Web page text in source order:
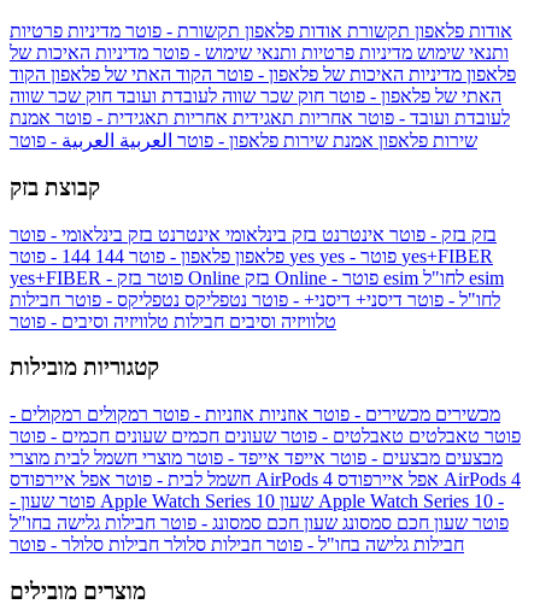
אודות פלאפון תקשורת אודות פלאפון תקשורת - פוטר מדיניות פרטיות
ותנאי שימוש מדיניות פרטיות ותנאי שימוש - פוטר מדיניות האיכות של
פלאפון מדיניות האיכות של פלאפון - פוטר הקוד האתי של פלאפון הקוד
האתי של פלאפון - פוטר חוק שכר שווה לעובדת ועובד חוק שכר שווה
לעובדת ועובד - פוטר אחריות תאגידית אחריות תאגידית - פוטר אמנת
שירות פלאפון אמנת שירות פלאפון - פוטר العربية العربية - פוטר
קבוצת בזק
בזק בזק - פוטר אינטרנט בזק בינלאומי אינטרנט בזק בינלאומי - פוטר
פלאפון פלאפון - פוטר 144 yes
yes+FIBER
yes+FIBER - פוטר בזק Online
esim
לחו"ל - פוטר דיסני+ דיסני+ - פוטר נטפליקס נטפליקס - פוטר חבילות
טלוויזיה וסיבים חבילות טלוויזיה וסיבים - פוטר
קטגוריות מובילות
מכשירים מכשירים - פוטר אוזניות אוזניות - פוטר רמקולים רמקולים -
פוטר טאבלטים טאבלטים - פוטר שעונים חכמים שעונים חכמים - פוטר
מבצעים מבצעים - פוטר אייפד אייפד - פוטר מוצרי חשמל לבית מוצרי
חשמל לבית - פוטר אפל איירפודס AirPods 4 אפל איירפודס AirPods 4
- פוטר שעון Apple Watch Series 10 שעון Apple Watch Series 10 -
פוטר שעון חכם סמסונג שעון חכם סמסונג - פוטר חבילות גלישה בחו"ל
חבילות גלישה בחו"ל - פוטר חבילות סלולר חבילות סלולר - פוטר
מוצרים מובילים